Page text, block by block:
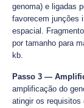
genoma) e ligadas
favorecem junções
espacial.
por tamanho para
kb.
Passo 3 —
amplificação do
atingir os requisitos